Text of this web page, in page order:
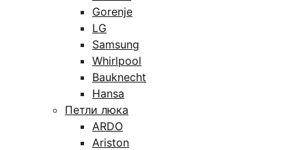
Gorenje
LG
Samsung
Whirlpool
Bauknecht
Hansa
Петли люка
ARDO
Ariston